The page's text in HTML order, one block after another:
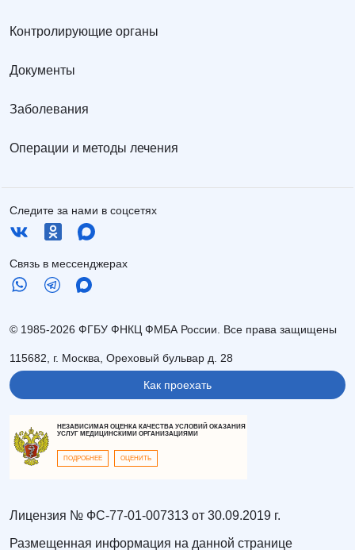
Контролирующие органы
Документы
Заболевания
Операции и методы лечения
Следите за нами в соцсетях
Связь в мессенджерах
© 1985-2026 ФГБУ ФНКЦ ФМБА России. Все права защищены
115682, г. Москва, Ореховый бульвар д. 28
Как проехать
НЕЗАВИСИМАЯ ОЦЕНКА КАЧЕСТВА УСЛОВИЙ ОКАЗАНИЯ
УСЛУГ МЕДИЦИНСКИМИ ОРГАНИЗАЦИЯМИ
ПОДРОБНЕЕ ОЦЕНИТЬ
Лицензия № ФС-77-01-007313 от 30.09.2019 г.
Размещенная информация на данной странице